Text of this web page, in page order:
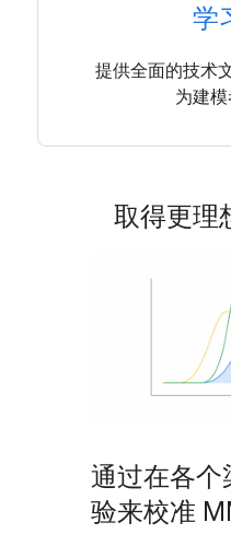
学
提供全面的技术
为建
取得更理
通过在各个
验来校准